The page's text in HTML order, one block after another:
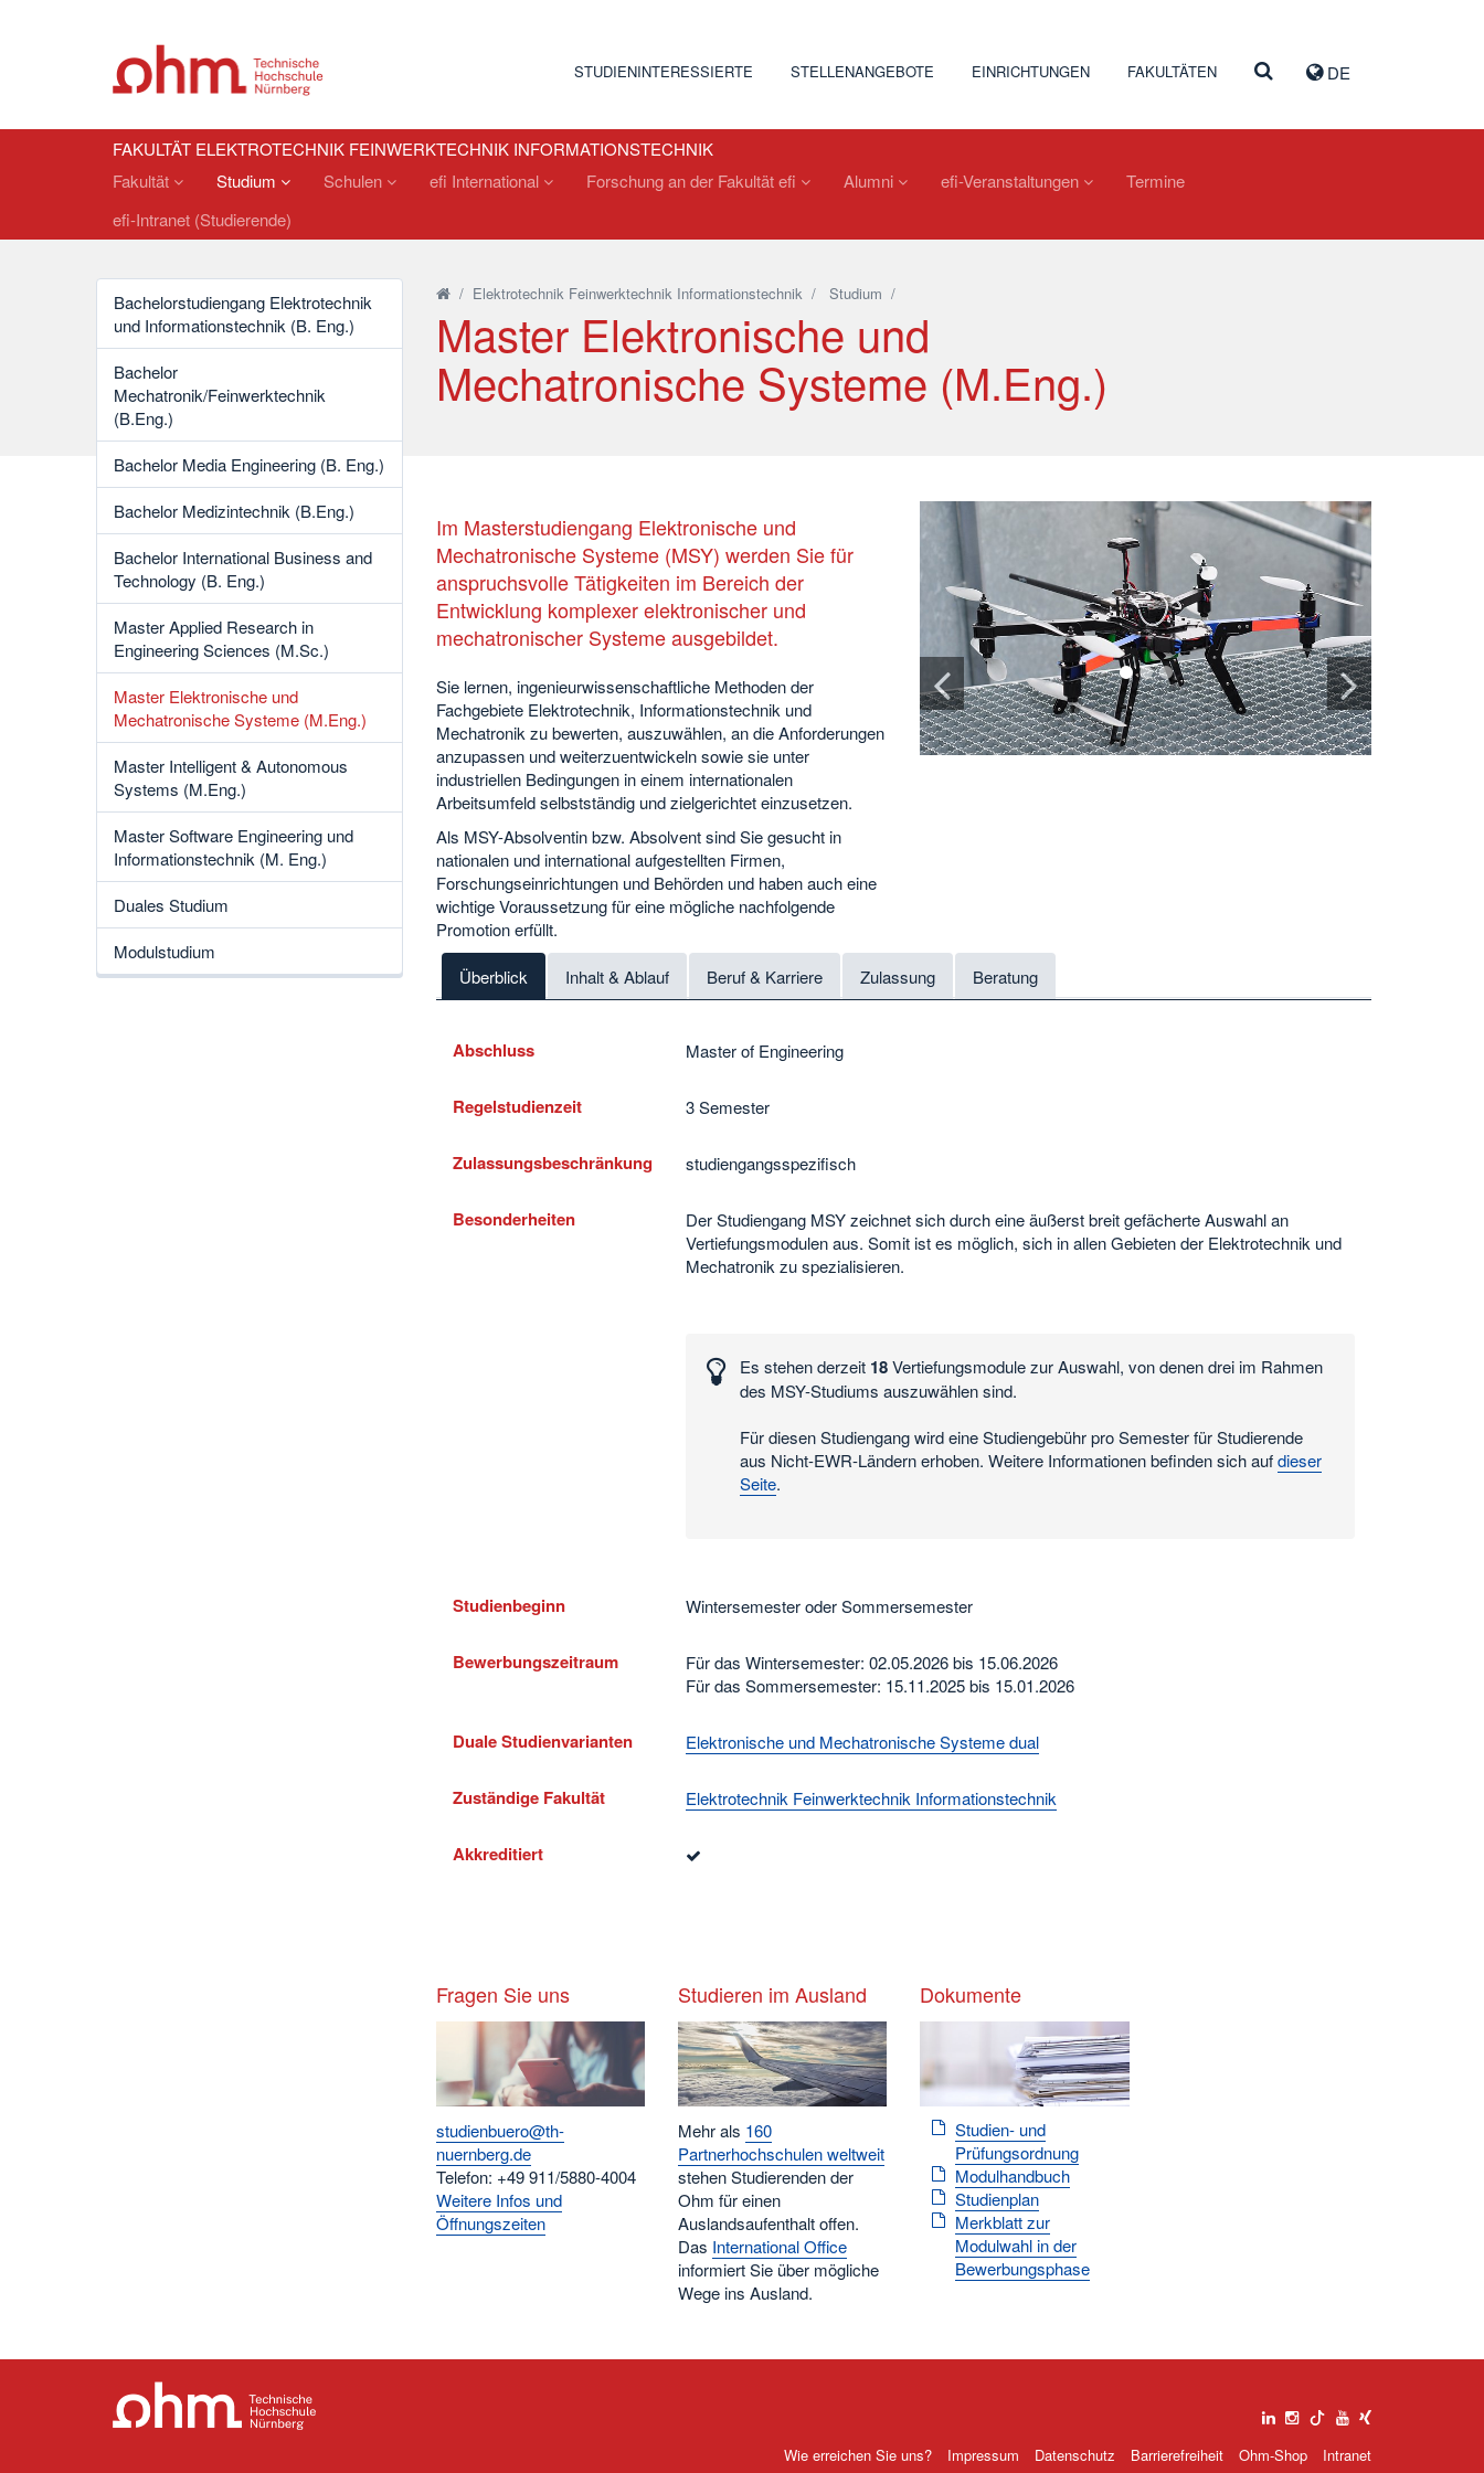
DE
STUDIENINTERESSIERTE STELLENANGEBOTE EINRICHTUNGEN FAKULTÄTEN
FAKULTÄT ELEKTROTECHNIK FEINWERKTECHNIK INFORMATIONSTECHNIK
Fakultät
Studium Schulen efi International Forschung an der Fakultät efi Alumni efi-Veranstaltungen
Termine
efi-Intranet (Studierende)
Bachelorstudiengang Elektrotechnik
und Informationstechnik (B. Eng.)
Bachelor
Mechatronik/Feinwerktechnik
(B.Eng.)
Bachelor Media Engineering (B. Eng.)
Bachelor Medizintechnik (B.Eng.)
Bachelor International Business and
Technology (B. Eng.)
Master Applied Research in
Engineering Sciences (M.Sc.)
Master Elektronische und
Mechatronische Systeme (M.Eng.)
Master Intelligent & Autonomous
Systems (M.Eng.)
Master Software Engineering und
Informationstechnik (M. Eng.)
Duales Studium
Modulstudium
/ Elektrotechnik Feinwerktechnik Informationstechnik/ Studium /
Master Elektronische und
Mechatronische Systeme (M.Eng.)
Im Masterstudiengang Elektronische und
Mechatronische Systeme (MSY) werden Sie für
anspruchsvolle Tätigkeiten im Bereich der
Entwicklung komplexer elektronischer und
mechatronischer Systeme ausgebildet.
Sie lernen, ingenieurwissenschaftliche Methoden der
Fachgebiete Elektrotechnik, Informationstechnik und
Mechatronik zu bewerten, auszuwählen, an die Anforderungen
anzupassen und weiterzuentwickeln sowie sie unter
industriellen Bedingungen in einem internationalen
Arbeitsumfeld selbstständig und zielgerichtet einzusetzen.
Als MSY-Absolventin bzw. Absolvent sind Sie gesucht in
nationalen und international aufgestellten Firmen,
Forschungseinrichtungen und Behörden und haben auch eine
wichtige Voraussetzung für eine mögliche nachfolgende
Promotion erfüllt.
1 2 3
Überblick Inhalt & Ablauf Beruf & Karriere Zulassung Beratung
Abschluss Master of Engineering
Regelstudienzeit 3 Semester
Zulassungsbeschränkung studiengangsspezifisch
Besonderheiten
Der Studiengang MSY zeichnet sich durch eine äußerst breit gefächerte Auswahl an
Vertiefungsmodulen aus. Somit ist es möglich, sich in allen Gebieten der Elektrotechnik und
Mechatronik zu spezialisieren.
Es stehen derzeit 18Vertiefungsmodule zur Auswahl, von denen drei im Rahmen
des MSY-Studiums auszuwählen sind.
Für diesen Studiengang wird eine Studiengebühr pro Semester für Studierende
aus Nicht-EWR-Ländern erhoben. Weitere Informationen befinden sich aufdieser
Seite.
Studienbeginn Wintersemester oder Sommersemester
Bewerbungszeitraum
Für das Wintersemester: 02.05.2026 bis 15.06.2026
Für das Sommersemester: 15.11.2025 bis 15.01.2026
Duale Studienvarianten Elektronische und Mechatronische Systeme dual
Zuständige Fakultät Elektrotechnik Feinwerktechnik Informationstechnik
Akkreditiert
Fragen Sie uns
studienbuero@th-
nuernberg.de
Telefon: +49 911/5880-4004
Weitere Infos und
Öffnungszeiten
Studieren im Ausland
Mehr als 160
Partnerhochschulen weltweit
stehen Studierenden der
Ohm für einen
Auslandsaufenthalt offen.
Das International Office
informiert Sie über mögliche
Wege ins Ausland.
Dokumente
Studien- und
Prüfungsordnung
Modulhandbuch
Studienplan
Merkblatt zur
Modulwahl in der
Bewerbungsphase
Wie erreichen Sie uns? Impressum Datenschutz Barrierefreiheit Ohm-Shop Intranet